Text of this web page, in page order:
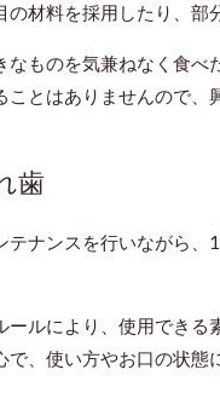
材料を採用したり、部
なものを気兼ねなく食
とはありませんので、
歯
テナンスを行いながら
ルにより、使用できる
、使い方やお口の状態